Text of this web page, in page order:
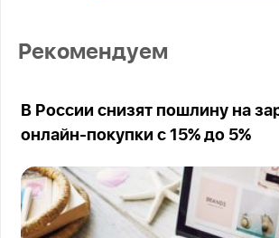
Рекомендуем
В России снизят пошлину на
онлайн-покупки с 15% до 5%